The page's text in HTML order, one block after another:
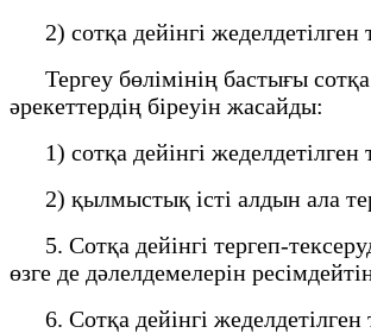
2) сотқа дейінгі жеделдетілген
Тергеу бөлімінің бастығы сотқа
әрекеттердің біреуін жасайды:
1) сотқа дейінгі жеделдетілген
2) қылмыстық істі алдын ала
5. Сотқа дейінгі тергеп-
өзге де дәлелдемелерін
6. Сотқа дейінгі жеделдетілген